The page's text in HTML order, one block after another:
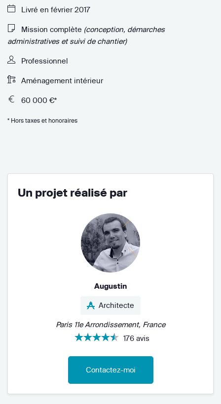
Livré en février 2017
Mission complète (conception, démarches
administratives et suivi de chantier)
Professionnel
Aménagement intérieur
60 000 €*
* Hors taxes et honoraires
Un projet réalisé par
Augustin
Architecte
Paris 11e Arrondissement, France
176 avis
Contactez-moi